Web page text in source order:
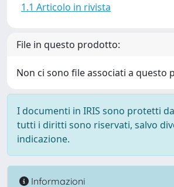
1.1 Articolo in rivista
File in questo prodotto:
Non ci sono file associati a questo
I documenti in IRIS sono protetti
tutti i diritti sono riservati, salvo
indicazione.
Informazioni